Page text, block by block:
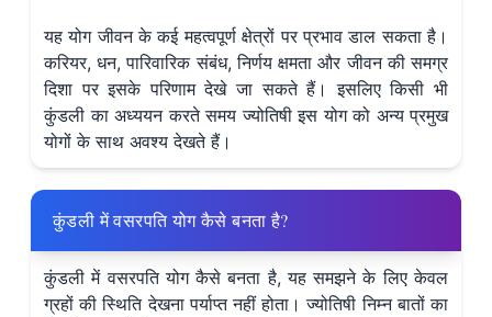
यह योग जीवन के कई महत्वपूर्ण क्षेत्रों पर प्रभाव डाल सकता है।
करियर, धन, पारिवारिक संबंध, निर्णय क्षमता और जीवन की समग्र
दिशा पर इसके परिणाम देखे जा सकते हैं। इसलिए किसी भी
कुंडली का अध्ययन करते समय ज्योतिषी इस योग को अन्य प्रमुख
योगों के साथ अवश्य देखते हैं।
कुंडली में वसरपति योग कैसे बनता है?
कुंडली में वसरपति योग कैसे बनता है, यह समझने के लिए केवल
ग्रहों की स्थिति देखना पर्याप्त नहीं होता। ज्योतिषी निम्न बातों का